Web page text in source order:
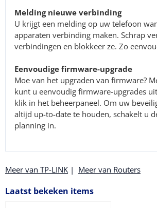
Melding nieuwe verbinding
U krijgt een melding op uw telefoon
apparaten verbinding maken. Schrap
verbindingen en blokkeer ze. Zo
Eenvoudige firmware-upgrade
Moe van het upgraden van firmware?
kunt u eenvoudig firmware-upgrades
klik in het beheerpaneel. Om uw
altijd up-to-date te houden, schakelt u
planning in.
Meer van TP-LINK | Meer van Routers
Laatst bekeken items